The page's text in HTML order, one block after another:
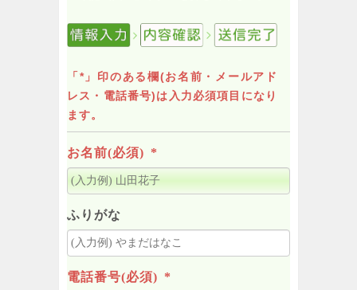
「*」印のある欄(お名前・メールアド
レス・電話番号)は入力必須項目になり
ます。
お名前(必須) *
ふりがな
電話番号(必須) *